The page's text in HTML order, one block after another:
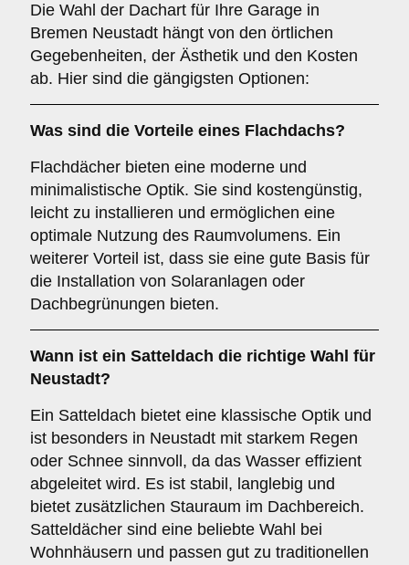
Die Wahl der Dachart für Ihre Garage in
Bremen Neustadt hängt von den örtlichen
Gegebenheiten, der Ästhetik und den Kosten
ab. Hier sind die gängigsten Optionen:
Was sind die Vorteile eines Flachdachs?
Flachdächer bieten eine moderne und
minimalistische Optik. Sie sind kostengünstig,
leicht zu installieren und ermöglichen eine
optimale Nutzung des Raumvolumens. Ein
weiterer Vorteil ist, dass sie eine gute Basis für
die Installation von Solaranlagen oder
Dachbegrünungen bieten.
Wann ist ein Satteldach die richtige Wahl für
Neustadt?
Ein Satteldach bietet eine klassische Optik und
ist besonders in Neustadt mit starkem Regen
oder Schnee sinnvoll, da das Wasser effizient
abgeleitet wird. Es ist stabil, langlebig und
bietet zusätzlichen Stauraum im Dachbereich.
Satteldächer sind eine beliebte Wahl bei
Wohnhäusern und passen gut zu traditionellen